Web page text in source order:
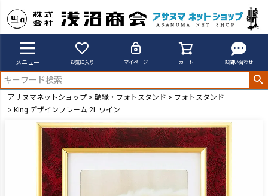
メニュー お気に入り マイページ カート お問い合わせ
アサヌマネットショップ 額縁・フォトスタンド
フォトスタンド
King デザインフレーム 2L ワイン